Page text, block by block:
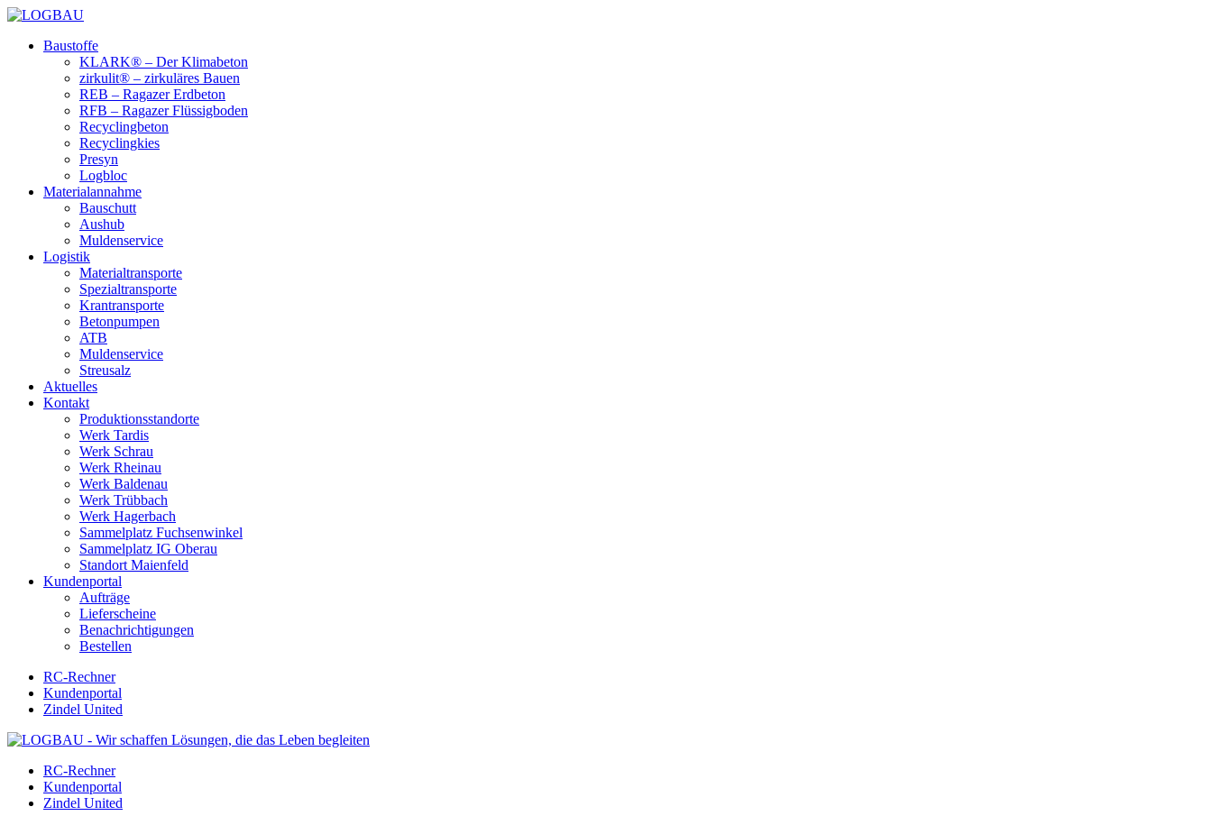
Baustoffe
KLARK® – Der Klimabeton
zirkulit® – zirkuläres Bauen
REB – Ragazer Erdbeton
RFB – Ragazer Flüssigboden
Recyclingbeton
Recyclingkies
Presyn
Logbloc
Materialannahme
Bauschutt
Aushub
Muldenservice
Logistik
Materialtransporte
Spezialtransporte
Krantransporte
Betonpumpen
ATB
Muldenservice
Streusalz
Aktuelles
Kontakt
Produktionsstandorte
Werk Tardis
Werk Schrau
Werk Rheinau
Werk Baldenau
Werk Trübbach
Werk Hagerbach
Sammelplatz Fuchsenwinkel
Sammelplatz IG Oberau
Standort Maienfeld
Kundenportal
Aufträge
Lieferscheine
Benachrichtigungen
Bestellen
RC-Rechner
Kundenportal
Zindel United
RC-Rechner
Kundenportal
Zindel United